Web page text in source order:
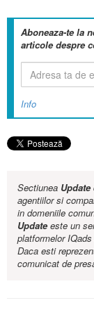
Aboneaza-te la
articole despre
Info
Sectiunea Update
agentiilor si
in domeniile
Updateeste un
platformelor
Daca esti
comunicat de